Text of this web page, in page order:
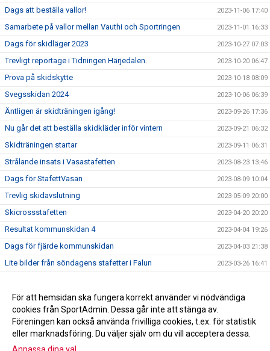
Dags att beställa vallor! 2023-11-06 17:40
Samarbete på vallor mellan Vauthi och Sportringen 2023-11-01 16:33
Dags för skidläger 2023 2023-10-27 07:03
Trevligt reportage i Tidningen Härjedalen. 2023-10-20 06:47
Prova på skidskytte 2023-10-18 08:09
Svegsskidan 2024 2023-10-06 06:39
Äntligen är skidträningen igång! 2023-09-26 17:36
Nu går det att beställa skidkläder inför vintern 2023-09-21 06:32
Skidträningen startar 2023-09-11 06:31
Strålande insats i Vasastafetten 2023-08-23 13:46
Dags för StafettVasan 2023-08-09 10:04
Trevlig skidavslutning 2023-05-09 20:00
Skicrossstafetten 2023-04-20 20:20
Resultat kommunskidan 4 2023-04-04 19:26
Dags för fjärde kommunskidan 2023-04-03 21:38
Lite bilder från söndagens stafetter i Falun 2023-03-26 16:41
Resultat kommunskidan deltävling 3 2023-03-24 06:10
Välkomna till Svegs IK Skidsektion! 2022-09-29 19:38
För att hemsidan ska fungera korrekt använder vi nödvändiga
cookies från SportAdmin. Dessa går inte att stänga av.
Föreningen kan också använda frivilliga cookies, t.ex. för statistik
eller marknadsföring. Du väljer själv om du vill acceptera dessa.